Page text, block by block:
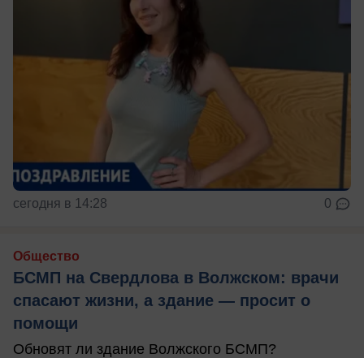
сегодня в 14:28 0
Общество
БСМП на Свердлова в Волжском: врачи
спасают жизни, а здание — просит о
помощи
Обновят ли здание Волжского БСМП?